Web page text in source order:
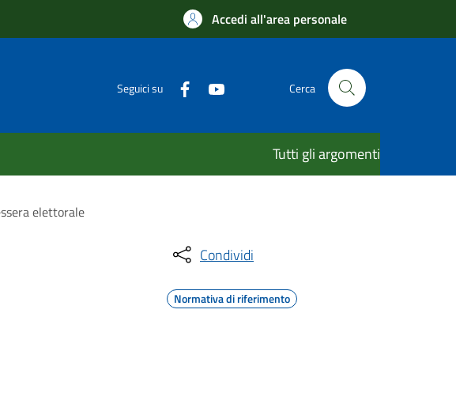
Accedi all'area personale
Seguici su Cerca
Tutti gli argomenti
elettorale
Condividi
Normativa di riferimento